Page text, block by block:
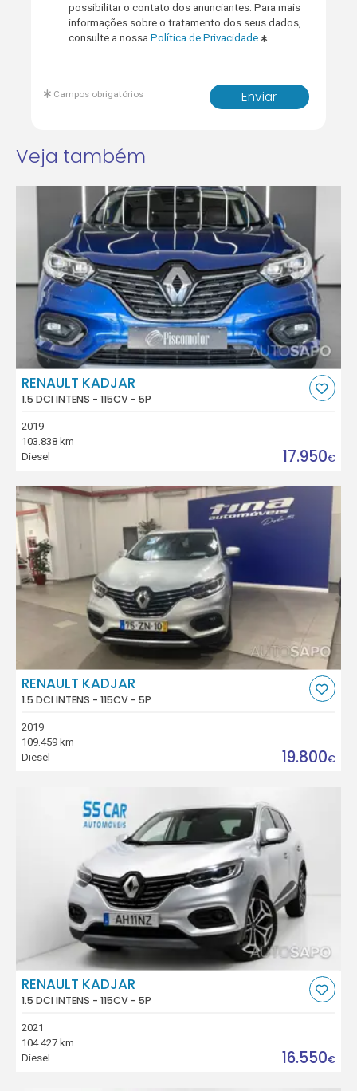
possibilitar o contato dos anunciantes. Para mais
informações sobre o tratamento dos seus dados,
consulte a nossaPolítica de Privacidade
Enviar
Campos obrigatórios
Veja também
RENAULT KADJAR
1.5 DCI INTENS - 115CV - 5P
2019
103.838 km
Diesel
17.950€
RENAULT KADJAR
1.5 DCI INTENS - 115CV - 5P
2019
109.459 km
Diesel
19.800€
RENAULT KADJAR
1.5 DCI INTENS - 115CV - 5P
2021
104.427 km
Diesel
16.550€